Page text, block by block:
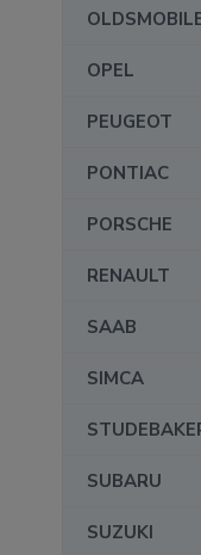
OPEL
PEUGEOT
PONTIAC
PORSCHE
RENAULT
SAAB
SIMCA
SUBARU
SUZUKI